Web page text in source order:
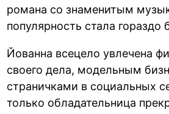
романа со знаменитым
популярность стала гораздо
Йованна всецело увлечена
своего дела, модельным
страничками в социальных
только обладательница